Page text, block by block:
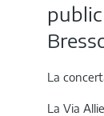
La
La Via